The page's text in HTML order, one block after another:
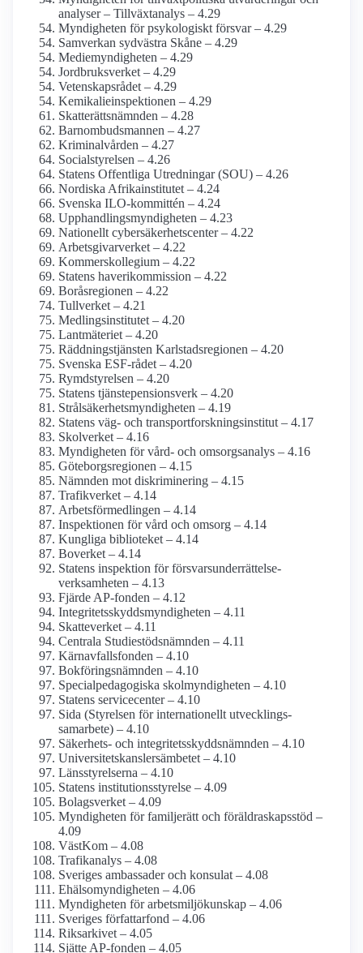
analyser – Tillväxtanalys – 4.29
Myndigheten för psykologiskt försvar – 4.29
Samverkan sydvästra Skåne – 4.29
Mediemyndigheten – 4.29
Jordbruks­verket – 4.29
Vetenskaps­rådet – 4.29
Kemikalie­inspektionen – 4.29
Skatterätts­nämnden – 4.28
Barnombudsmannen – 4.27
Kriminal­vården – 4.27
Socialstyrelsen – 4.26
Statens Offentliga Utredningar (SOU) – 4.26
Nordiska Afrika­institutet – 4.24
Svenska ILO-kommittén – 4.24
Upphandlings­myndigheten – 4.23
Nationellt cybersäkerhetscenter – 4.22
Arbetsgivarverket – 4.22
Kommers­kollegium – 4.22
Statens haveri­kommission – 4.22
Boråsregionen – 4.22
Tullverket – 4.21
Medlings­institutet – 4.20
Lantmäteriet – 4.20
Räddningstjänsten Karlstadsregionen – 4.20
Svenska ESF-rådet – 4.20
Rymdstyrelsen – 4.20
Statens tjänste­pensions­verk – 4.20
Strålsäkerhets­myndigheten – 4.19
Statens väg- och transport­forsknings­institut – 4.17
Skolverket – 4.16
Myndigheten för vård- och omsorgs­analys – 4.16
Göteborgs­regionen – 4.15
Nämnden mot diskriminering – 4.15
Trafikverket – 4.14
Arbetsförmedlingen – 4.14
Inspektionen för vård och omsorg – 4.14
Kungliga biblioteket – 4.14
Boverket – 4.14
Statens inspektion för försvars­underrättelse­
verksamheten – 4.13
Fjärde AP-fonden – 4.12
Integritetsskydds­myndigheten – 4.11
Skatteverket – 4.11
Centrala Studiestöds­nämnden – 4.11
Kärnavfalls­fonden – 4.10
Bokförings­nämnden – 4.10
Special­pedagogiska skol­myndigheten – 4.10
Statens servicecenter – 4.10
Sida (Styrelsen för internationellt utvecklings­
samarbete) – 4.10
Säkerhets- och integritets­skydds­nämnden – 4.10
Universitetskanslers­ämbetet – 4.10
Länsstyrelserna – 4.10
Statens institutions­styrelse – 4.09
Bolagsverket – 4.09
Myndigheten för familjerätt och föräldraskaps­stöd –
4.09
VästKom – 4.08
Trafikanalys – 4.08
Sveriges ambassader och konsulat – 4.08
Ehälso­myndigheten – 4.06
Myndigheten för arbetsmiljö­kunskap – 4.06
Sveriges författarfond – 4.06
Riksarkivet – 4.05
Sjätte AP-fonden – 4.05